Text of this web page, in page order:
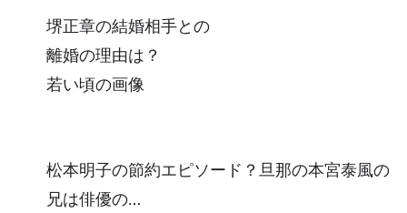
堺正章の結婚相手との
離婚の理由は？
若い頃の画像
松本明子の節約エピソード？旦那の本宮泰風の
兄は俳優の…